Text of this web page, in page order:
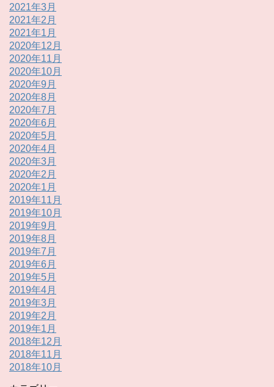
2021年3月
2021年2月
2021年1月
2020年12月
2020年11月
2020年10月
2020年9月
2020年8月
2020年7月
2020年6月
2020年5月
2020年4月
2020年3月
2020年2月
2020年1月
2019年11月
2019年10月
2019年9月
2019年8月
2019年7月
2019年6月
2019年5月
2019年4月
2019年3月
2019年2月
2019年1月
2018年12月
2018年11月
2018年10月